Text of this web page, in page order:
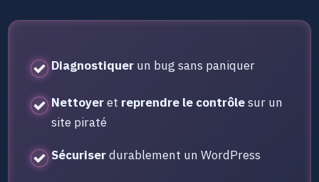
Diagnostiquerun bug sans paniquer
Nettoyeret reprendre le contrôlesur un
site piraté
Sécuriserdurablement un WordPress